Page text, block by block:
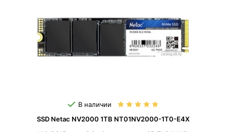
В наличии
SSD Netac NV2000 1TB NT01NV2000-1T0-E4X